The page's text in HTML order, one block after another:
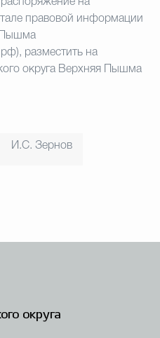
на
правовой информации
Пышма
разместить на
округа Верхняя Пышма
И.С. Зернов
округа